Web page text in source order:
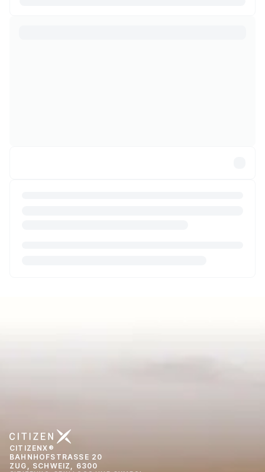
CITIZENX®
BAHNHOFSTRASSE 20
ZUG, SCHWEIZ, 6300